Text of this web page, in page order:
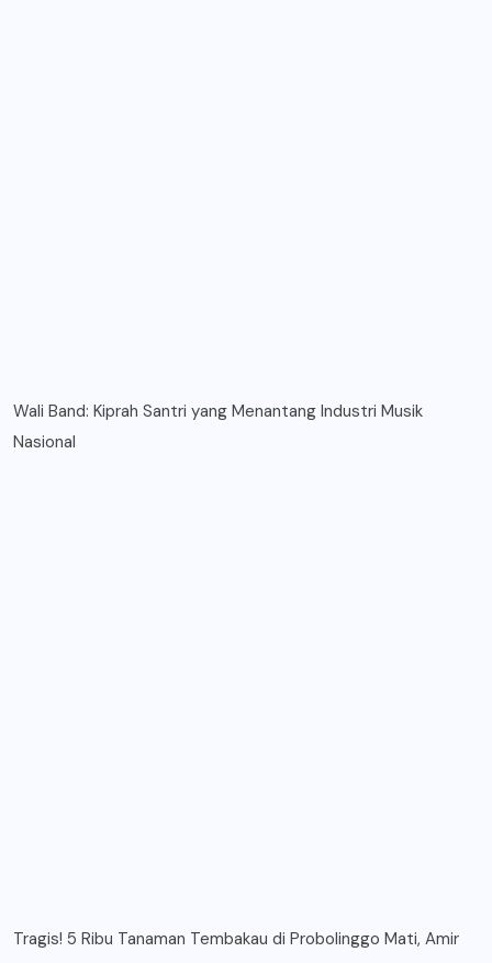
Wali Band: Kiprah Santri yang Menantang Industri Musik
Nasional
Tragis! 5 Ribu Tanaman Tembakau di Probolinggo Mati, Amir